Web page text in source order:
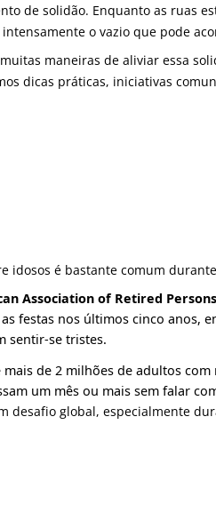
de solidão. Enquanto as ruas
o vazio que pode
maneiras de aliviar essa
dicas práticas, iniciativas
idosos é bastante comum
Association of Retired
festas nos últimos cinco anos,
sentir-se tristes.
mais de 2 milhões de adultos
um mês ou mais sem falar
desafio global, especialmente